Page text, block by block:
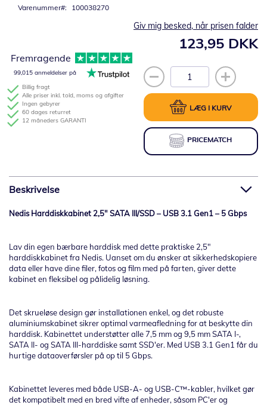
Varenummer 100038270
123,95 DKK
Giv mig besked, når prisen falder
LÆG I KURV
PRICEMATCH
Billig fragt
Alle priser inkl. told, moms og afgifter
Ingen gebyrer
60 dages returret
12 måneders GARANTI
Fremragende
99,015 anmeldelser på
Beskrivelse
Nedis Harddiskkabinet 2,5" SATA III/SSD – USB 3.1 Gen1 – 5 Gbps
Lav din egen bærbare harddisk med dette praktiske 2,5"
harddiskkabinet fra Nedis. Uanset om du ønsker at sikkerhedskopiere
data eller have dine filer, fotos og film med på farten, giver dette
kabinet en fleksibel og pålidelig løsning.
Det skrueløse design gør installationen enkel, og det robuste
aluminiumskabinet sikrer optimal varmeafledning for at beskytte din
harddisk. Kabinettet understøtter alle 7,5 mm og 9,5 mm SATA I-,
SATA II- og SATA III-harddiske samt SSD'er. Med USB 3.1 Gen1 får du
hurtige dataoverførsler på op til 5 Gbps.
Kabinettet leveres med både USB-A- og USB-C™-kabler, hvilket gør
det kompatibelt med en bred vifte af enheder, såsom PC'er og